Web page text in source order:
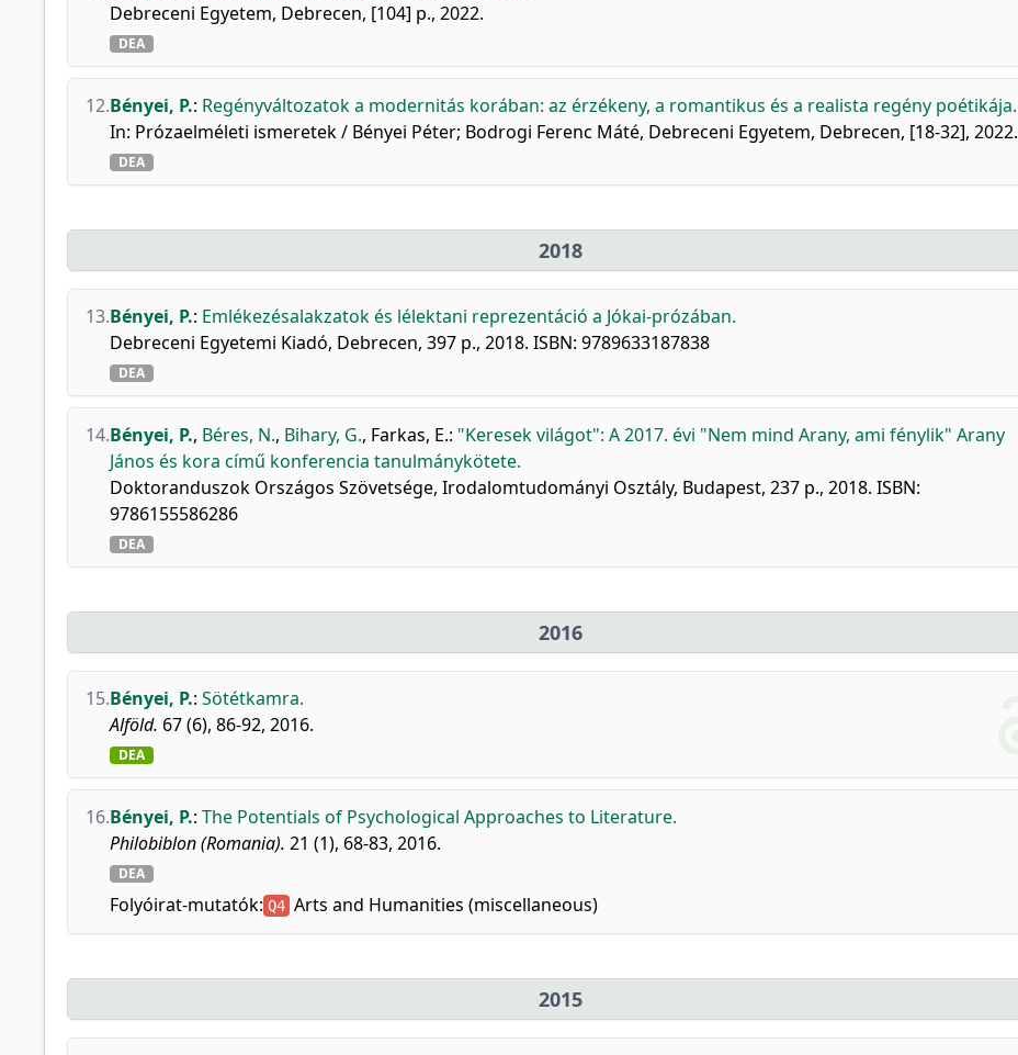
Debreceni Egyetem, Debrecen, [104] p., 2022.
DEA
12.Bényei, P.: Regényváltozatok a modernitás korában: az érzékeny, a romantikus és a realista regény poétikája.
In: Prózaelméleti ismeretek / Bényei Péter; Bodrogi Ferenc Máté, Debreceni Egyetem, Debrecen, [18-32], 2022.
DEA
2018
13.Bényei, P.: Emlékezésalakzatok és lélektani reprezentáció a Jókai-prózában.
Debreceni Egyetemi Kiadó, Debrecen, 397 p., 2018. ISBN: 9789633187838
DEA
14.Bényei, P., Béres, N., Bihary, G., Farkas, E.: "Keresek világot": A 2017. évi "Nem mind Arany, ami fénylik" Arany
János és kora című konferencia tanulmánykötete.
Doktoranduszok Országos Szövetsége, Irodalomtudományi Osztály, Budapest, 237 p., 2018. ISBN:
9786155586286
DEA
2016
15.Bényei, P.: Sötétkamra.
Alföld. 67 (6), 86-92, 2016.
DEA
16.Bényei, P.: The Potentials of Psychological Approaches to Literature.
Philobiblon (Romania). 21 (1), 68-83, 2016.
DEA
Folyóirat-mutatók: Q4 Arts and Humanities (miscellaneous)
2015